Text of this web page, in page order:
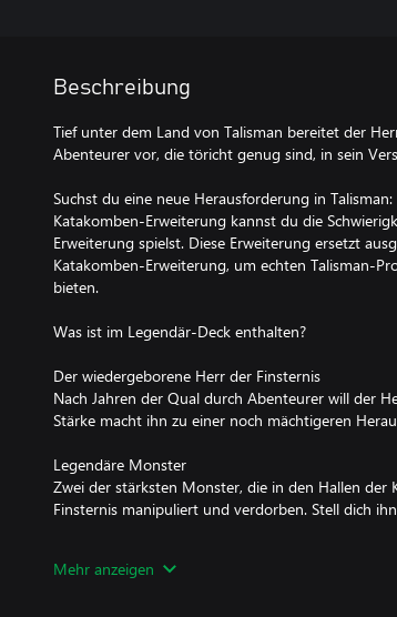
Beschreibung
Tief unter dem Land von Talisman bereitet der
Abenteurer vor, die töricht genug sind, in sein
Suchst du eine neue Herausforderung in
Katakomben-Erweiterung kannst du die
Erweiterung spielst. Diese Erweiterung ersetzt
Katakomben-Erweiterung, um echten Talisman-
bieten.
Was ist im Legendär-Deck enthalten?
Der wiedergeborene Herr der Finsternis
Nach Jahren der Qual durch Abenteurer will der
Stärke macht ihn zu einer noch mächtigeren
Legendäre Monster
Zwei der stärksten Monster, die in den Hallen
Finsternis manipuliert und verdorben. Stell dich
Wenn du mit diesem Legendär-Deck spielst,
Mehr anzeigen